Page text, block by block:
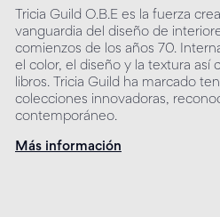
Tricia Guild O.B.E es la fuerza
vanguardia del diseño de
comienzos de los años 70.
el color, el diseño y la textura así
libros. Tricia Guild ha marcado
colecciones innovadoras,
contemporáneo.
Más información